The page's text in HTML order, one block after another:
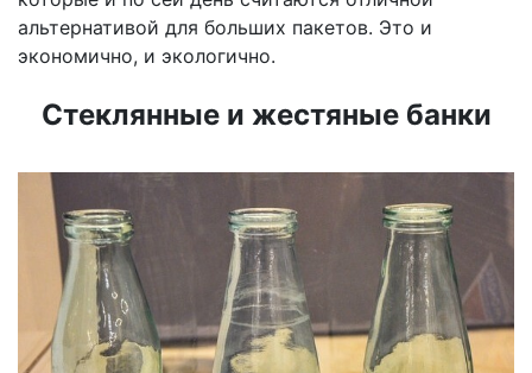
альтернативой для больших пакетов. Это и
экономично, и экологично.
Стеклянные и жестяные банки